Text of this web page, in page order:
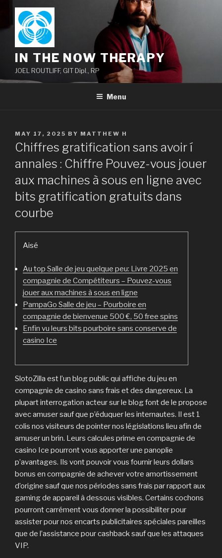
content
IN THE NOW THERAPY
JOEL ROUTLIFF, GIT Dipl., RP
Menu
POSTED
ON
MAY 17, 2025 BY MATTHEW H
Chiffres gratification sans avoir í
annales : Chiffre Pouvez-vous jouer
aux machines à sous en ligne avec
bits gratification gratuits dans
courbe
Aisé
Au top Salle de jeu quelque peu: Livre 2025 en
compagnie de Compétiteurs – Pouvez-vous
jouer aux machines à sous en ligne
PampaGo Salle de jeu – Pourboire en
compagnie de bienvenue 500 €, 50 free spins
Enfin vu leurs bits pourboire sans conserve de
casino Ice
SlotoZilla est l’un blog public qui affiche du jeu en
compagnie de casino sans frais et des dangereux. La
plupart interrogation acteur sur le blog font de le propose
avec amuser sauf que p’éduquer les internautes. Il est 1
colis nos visiteurs de pointer nos législations lieu afin de
amuser un brin. Leurs calcules prime en compagnie de
casino Ice pourront vous apporter une panoplie
p’avantages. Ils vont pouvoir vous fournir leurs dollars
bonus en compagnie de achever votre amortissement
d’origine sauf que nos périodes sans frais par rapport aux
gaming de appareil à dessous visibles. Certains cochons
pourront carrément vous donner la possibiliter pour
assister pour nos encarts publicitaires spéciales pareilles
que de l’assistance pour cashback sauf que les attaques
VIP.